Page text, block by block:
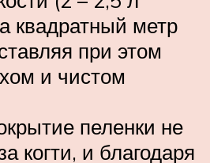
квадратный метр
при этом
и чистом
пеленки не
когти, и благодаря